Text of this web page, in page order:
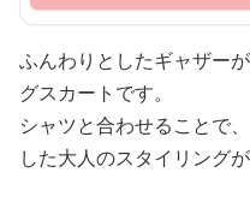
ふんわりとしたギャザー
グスカートです。
シャツと合わせることで
した大人のスタイリングが